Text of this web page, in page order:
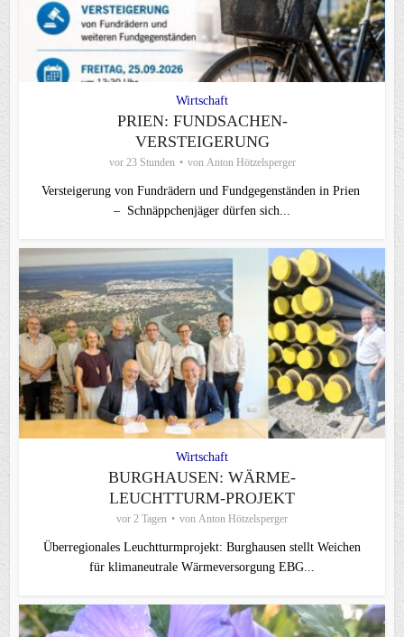
Wirtschaft
PRIEN: FUNDSACHEN-
VERSTEIGERUNG
vor 23 Stunden von Anton Hötzelsperger
Versteigerung von Fundrädern und Fundgegenständen in Prien
– Schnäppchenjäger dürfen sich...
Wirtschaft
BURGHAUSEN: WÄRME-
LEUCHTTURM-PROJEKT
vor 2 Tagen von Anton Hötzelsperger
Überregionales Leuchtturmprojekt: Burghausen stellt Weichen
für klimaneutrale Wärmeversorgung EBG...